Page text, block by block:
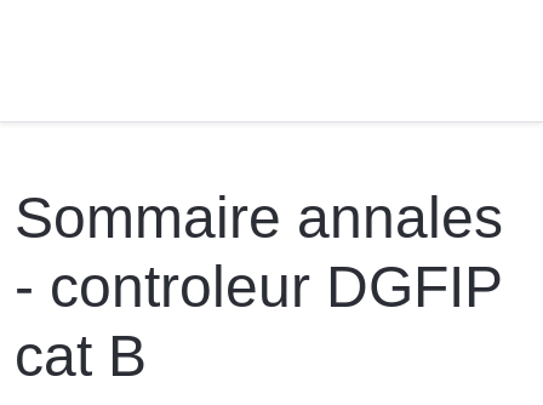
Sommaire annales
- controleur DGFIP
cat B